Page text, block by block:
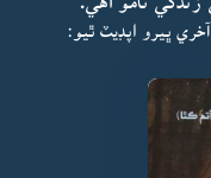
آخري ڀيرو اپڊيٽ ٿيو: